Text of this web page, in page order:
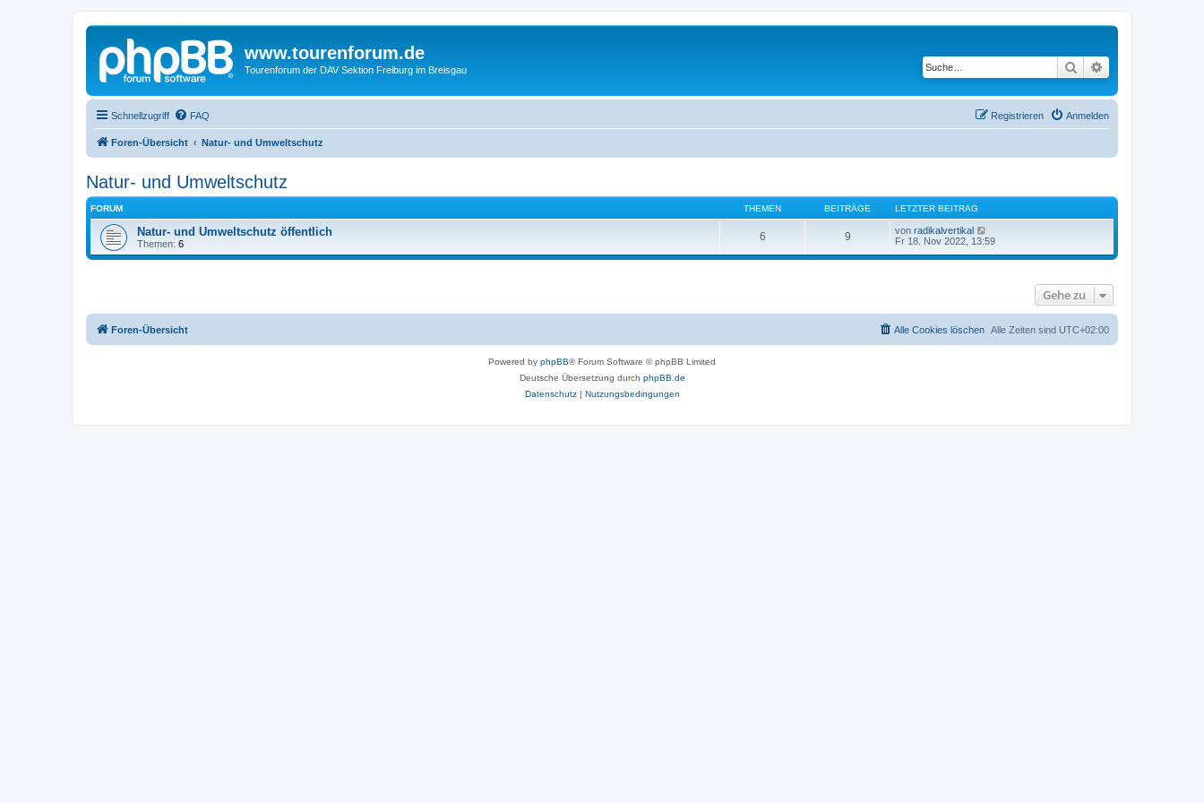
www.tourenforum.de
Tourenforum der DAV Sektion Freiburg im Breisgau Suche
Schnellzugriff FAQ Anmelden
Registrieren
Foren-Übersicht Natur- und Umweltschutz
Natur- und Umweltschutz
FORUM THEMEN BEITRÄGE LETZTER BEITRAG
Natur- und Umweltschutz öffentlich
Themen: 6
6 9 von radikalvertikal
e
e
B
t
Fr 18. Nov 2022, 13:59
Gehe zu
Foren-Übersicht Alle Zeiten sind UTC+02:00
Alle Cookies löschen
Powered by phpBB® Forum Software © phpBB Limited
Deutsche Übersetzung durch phpBB.de
Datenschutz| Nutzungsbedingungen